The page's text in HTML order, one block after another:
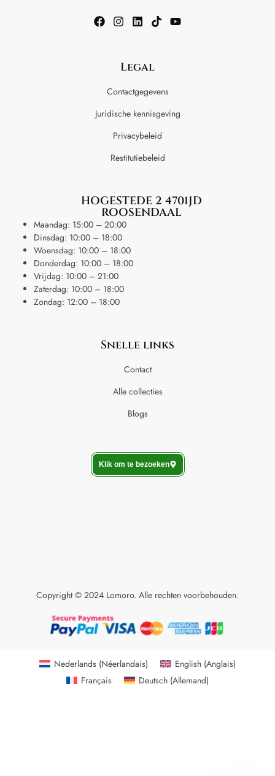
Legal
Contactgegevens
Juridische kennisgeving
Privacybeleid
Restitutiebeleid
HOGESTEDE 2 4701JD
ROOSENDAAL
Maandag: 15:00 – 20:00
Dinsdag: 10:00 – 18:00
Woensdag: 10:00 – 18:00
Donderdag: 10:00 – 18:00
Vrijdag: 10:00 – 21:00
Zaterdag: 10:00 – 18:00
Zondag: 12:00 – 18:00
Snelle links
Contact
Alle collecties
Blogs
Klik om te bezoeken
Copyright © 2024 Lomoro. Alle rechten voorbehouden.
Nederlands (Néerlandais) English(Anglais)
Français
Deutsch(Allemand)